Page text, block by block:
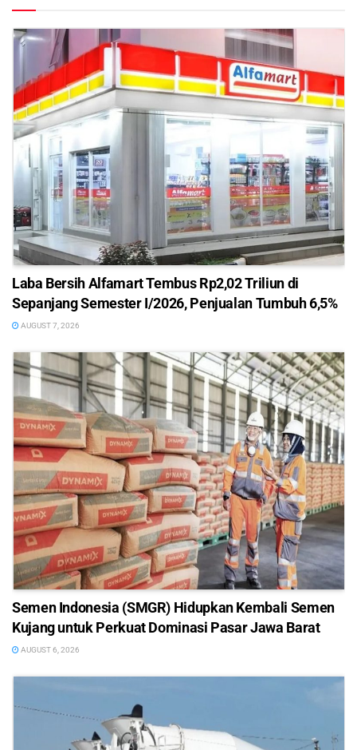
Laba Bersih Alfamart Tembus Rp2,02 Triliun di
Sepanjang Semester I/2026, Penjualan Tumbuh 6,5%
AUGUST 7, 2026
Semen Indonesia (SMGR) Hidupkan Kembali Semen
Kujang untuk Perkuat Dominasi Pasar Jawa Barat
AUGUST 6, 2026